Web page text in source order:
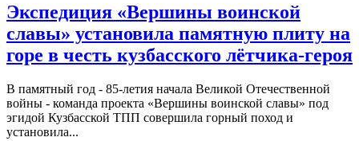
Экспедиция «Вершины воинской
славы» установила памятную плиту на
горе в честь кузбасского лётчика-героя
В памятный год - 85-летия начала Великой Отечественной
войны - команда проекта «Вершины воинской славы» под
эгидой Кузбасской ТПП совершила горный поход и
установила...